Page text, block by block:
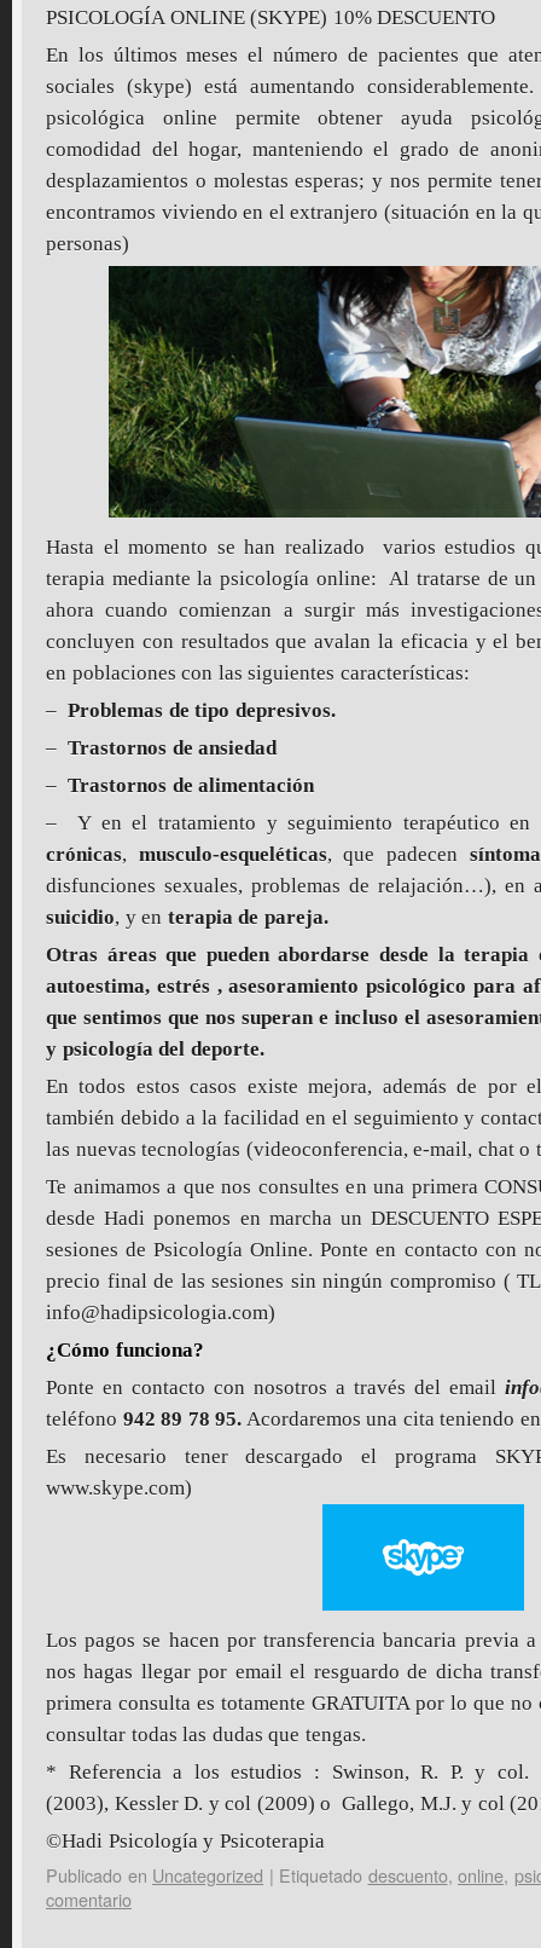
PSICOLOGÍA ONLINE (SKYPE) 10% DESCUENTO
En los últimos meses el número de pacientes que
sociales (skype) está aumentando
psicológica online permite obtener ayuda
comodidad del hogar, manteniendo el grado de
desplazamientos o molestas esperas; y nos permite
encontramos viviendo en el extranjero (situación en la
personas)
Hasta el momento se han realizado varios estudios
terapia mediante la psicología online: Al tratarse de un
ahora cuando comienzan a surgir más
concluyen con resultados que avalan la eficacia y el
en poblaciones con las siguientes características:
– Problemas de tipo depresivos.
– Trastornos de ansiedad
– Trastornos de alimentación
– Y en el tratamiento y seguimiento terapéutico en
crónicas, musculo-esqueléticas, que padecen
disfunciones sexuales, problemas de relajación…), en
suicidio, y en terapia de pareja.
Otras áreas que pueden abordarse desde la terapia
autoestima, estrés , asesoramiento psicológico para
que sentimos que nos superan e incluso el
y psicología del deporte.
En todos estos casos existe mejora, además de por
también debido a la facilidad en el seguimiento y
las nuevas tecnologías (videoconferencia, e-mail, chat o
Te animamos a que nos consultes en una primera
desde Hadi ponemos en marcha un DESCUENTO
sesiones de Psicología Online. Ponte en contacto con
precio final de las sesiones sin ningún compromiso (
info@hadipsicologia.com)
¿Cómo funciona?
Ponte en contacto con nosotros a través del email
teléfono 942 89 78 95. Acordaremos una cita teniendo
Es necesario tener descargado el programa
www.skype.com)
Los pagos se hacen por transferencia bancaria previa
nos hagas llegar por email el resguardo de dicha
primera consulta es totamente GRATUITA por lo que
consultar todas las dudas que tengas.
* Referencia a los estudios : Swinson, R. P. y
(2003), Kessler D. y col (2009) o Gallego, M.J. y col
©Hadi Psicología y Psicoterapia
Publicado en Uncategorized | Etiquetado descuento, online,
comentario